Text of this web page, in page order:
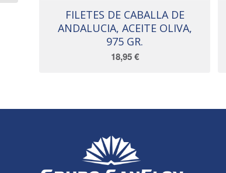
FILETES DE CABALLA DE
ANDALUCIA, ACEITE OLIVA,
975 GR.
18,95€